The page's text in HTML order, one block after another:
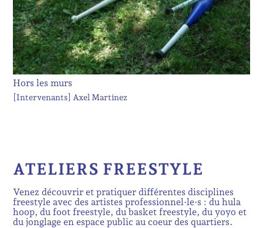
Hors les murs
[Intervenants] Axel Martinez
ATELIERS FREESTYLE
Venez découvrir et pratiquer différentes disciplines
freestyle avec des artistes professionnel·le·s : du hula
hoop, du foot freestyle, du basket freestyle, du yoyo et
du jonglage en espace public au coeur des quartiers.